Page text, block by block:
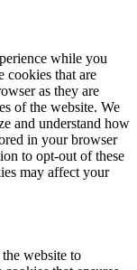
while you
cookies that are
as they are
of the website. We
and understand how
in your browser
to opt-out of these
may affect your
website to